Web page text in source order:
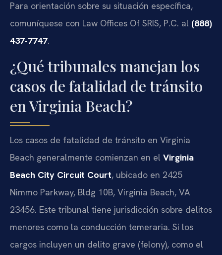
Para orientación sobre su situación específica,
comuníquese con Law Offices Of SRIS, P.C. al (888)
437-7747.
¿Qué tribunales manejan los
casos de fatalidad de tránsito
en Virginia Beach?
Los casos de fatalidad de tránsito en Virginia
Beach generalmente comienzan en el Virginia
Beach City Circuit Court, ubicado en 2425
Nimmo Parkway, Bldg 10B, Virginia Beach, VA
23456. Este tribunal tiene jurisdicción sobre delitos
menores como la conducción temeraria. Si los
cargos incluyen un delito grave (felony), como el